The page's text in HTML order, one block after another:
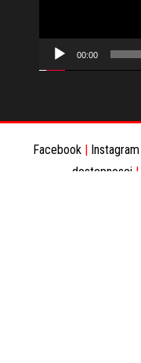
00:00
Facebook Instagram
dostepnosci |